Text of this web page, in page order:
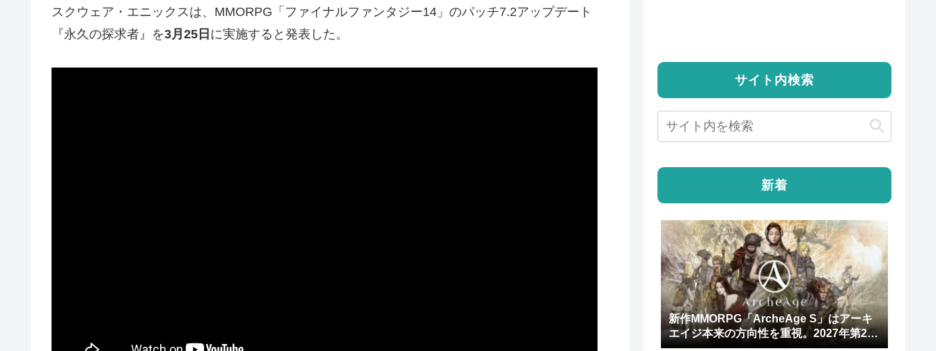
スクウェア・エニックスは、MMORPG「ファイナルファンタジー14」のパッチ7.2アップデート
『永久の探求者』を3月25日 に実施すると発表した。
サイト内検索
新着
新作MMORPG「ArcheAge S」はアーキ
エイジ本来の方向性を重視。2027年第2四
半期にリリース予定